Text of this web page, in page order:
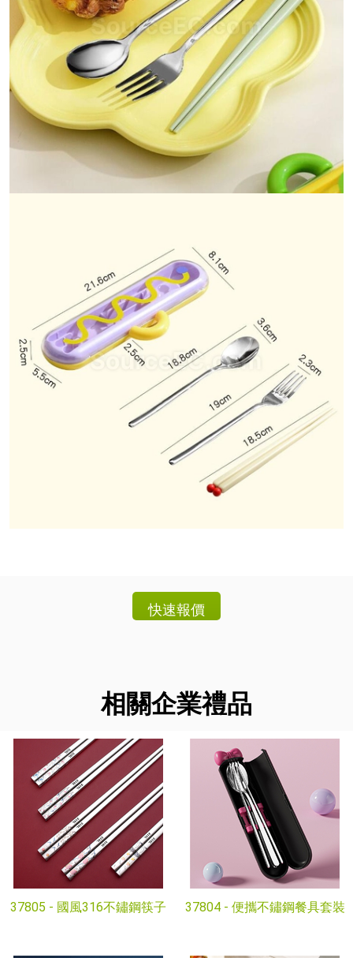
相關企業禮品
37805 - 國風316不鏽鋼筷子 37804 - 便攜不鏽鋼餐具套裝